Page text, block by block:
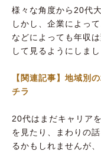
様々な角度から20代
しかし、企業によっ
などによっても年収
して見るようにしまし
【関連記事】地域別
チラ
20代はまだキャリア
を見たり、まわりの
るかもしれませんが